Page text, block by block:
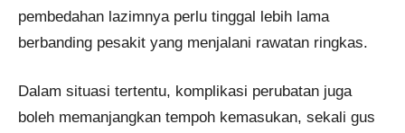
pembedahan lazimnya perlu tinggal lebih lama
berbanding pesakit yang menjalani rawatan ringkas.
Dalam situasi tertentu, komplikasi perubatan juga
boleh memanjangkan tempoh kemasukan, sekali gus